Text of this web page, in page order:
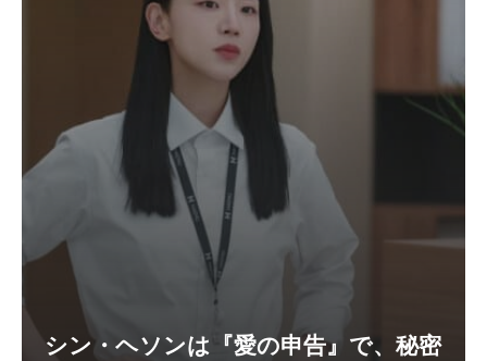
シン・ヘソンは『愛の申告』で、秘密